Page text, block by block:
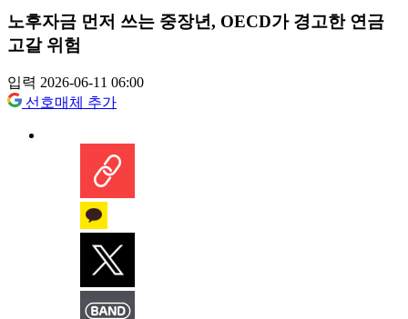
노후자금 먼저 쓰는 중장년, OECD가 경고한 연금
고갈 위험
입력 2026-06-11 06:00
선호매체 추가